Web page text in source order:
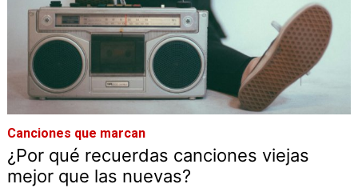
Canciones que marcan
¿Por qué recuerdas canciones viejas
mejor que las nuevas?